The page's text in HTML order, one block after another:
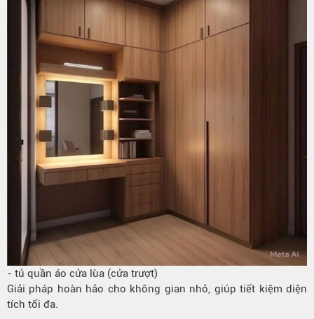
- tủ quần áo cửa lùa (cửa trượt)
Giải pháp hoàn hảo cho không gian nhỏ, giúp tiết kiệm diện
tích tối đa.